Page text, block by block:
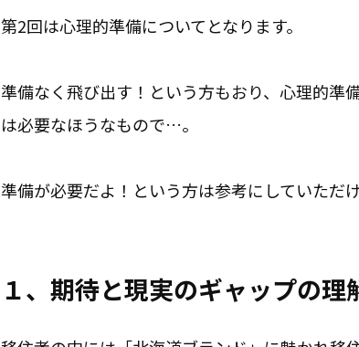
第2回は心理的準備についてとなります。
準備なく飛び出す！という方もおり、心理的準
は必要なほうなもので…。
準備が必要だよ！という方は参考にしていただ
１、期待と現実のギャップの理